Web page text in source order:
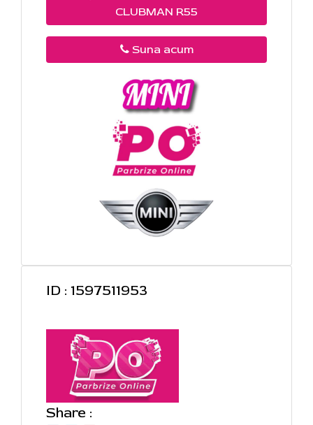
CLUBMAN R55
Suna acum
ID : 1597511953
Share :